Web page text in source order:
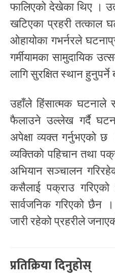
फालिएको देखेका थिए ।
खटिएका प्रहरी तत्काल
ओहायोका गभर्नरले
गर्मीयामका सामुदायिक
लागि सुरक्षित स्थान
उहाँले हिंसात्मक घटनाले
फैलाउने उल्लेख गर्दै
अपेक्षा व्यक्त गर्नुभएको
व्यक्तिको पहिचान तथा
अभियान सञ्चालन
कसैलाई पक्राउ
सार्वजनिक गरिएको छैन
जारी रहेको प्रहरीले
प्रतिक्रिया दिनुहोस्